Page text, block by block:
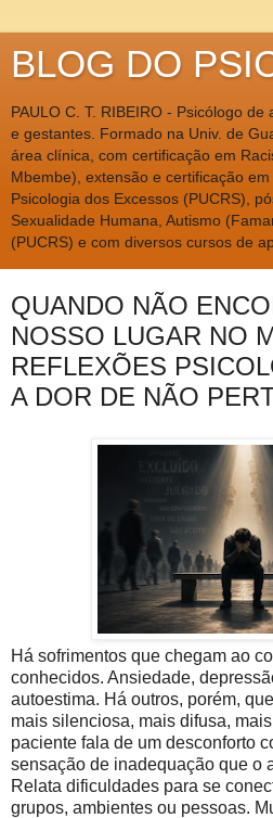
BLOG DO
PAULO C. T. RIBEIRO - Psicólogo
e gestantes. Formado na Univ. de
área clínica, com certificação em
Mbembe), extensão e certificação
Psicologia dos Excessos (PUCRS),
Sexualidade Humana, Autismo
(PUCRS) e com diversos cursos de
QUANDO NÃO
NOSSO LUGAR NO
REFLEXÕES
A DOR DE NÃO
Há sofrimentos que chegam ao
conhecidos. Ansiedade,
autoestima. Há outros, porém,
mais silenciosa, mais difusa,
paciente fala de um desconforto
sensação de inadequação que o
Relata dificuldades para se
grupos, ambientes ou pessoas.